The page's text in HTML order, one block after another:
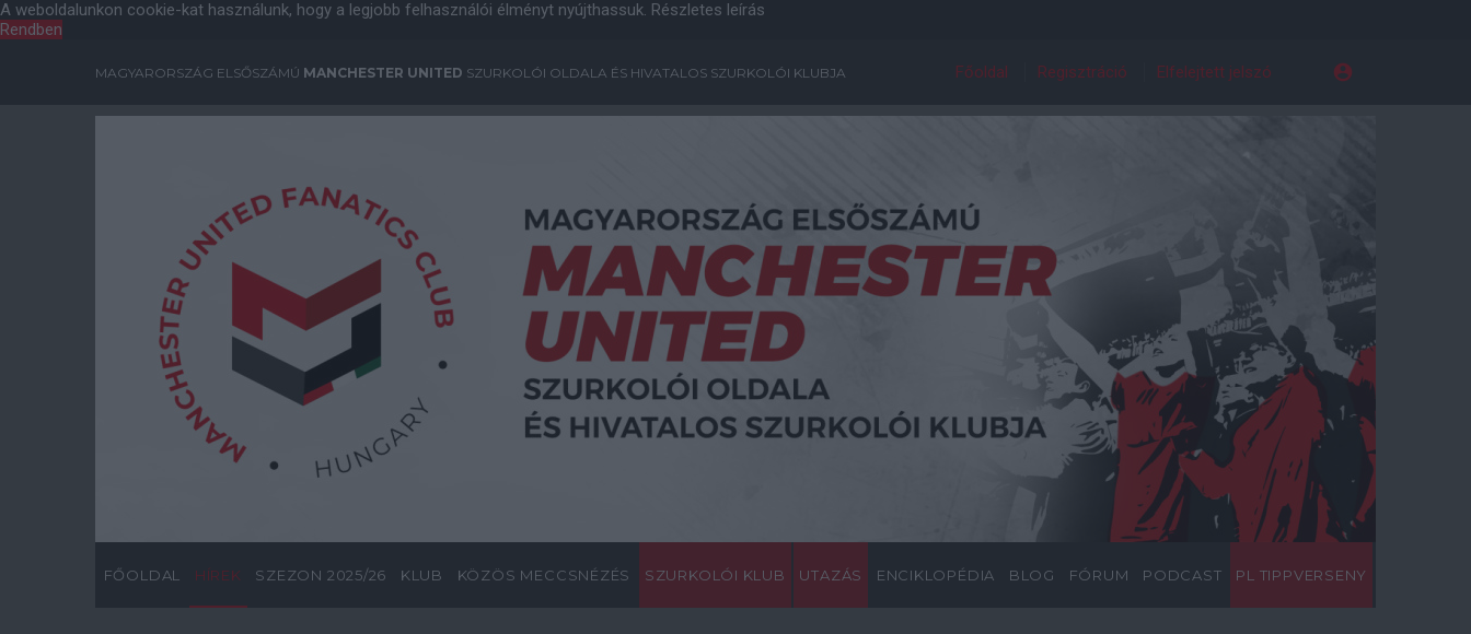
A weboldalunkon cookie-kat használunk, hogy a legjobb felhasználói élményt nyújthassuk. Részletes leírás
Rendben
MAGYARORSZÁG ELSŐSZÁMÚ MANCHESTER UNITED SZURKOLÓI OLDALA ÉS HIVATALOS SZURKOLÓI KLUBJA Főoldal Regisztráció Elfelejtett jelszó
FŐOLDAL HÍREK SZEZON 2025/26 KLUB KÖZÖS MECCSNÉZÉS SZURKOLÓI KLUB UTAZÁS ENCIKLOPÉDIA BLOG FÓRUM PODCAST PL TIPPVERSENY